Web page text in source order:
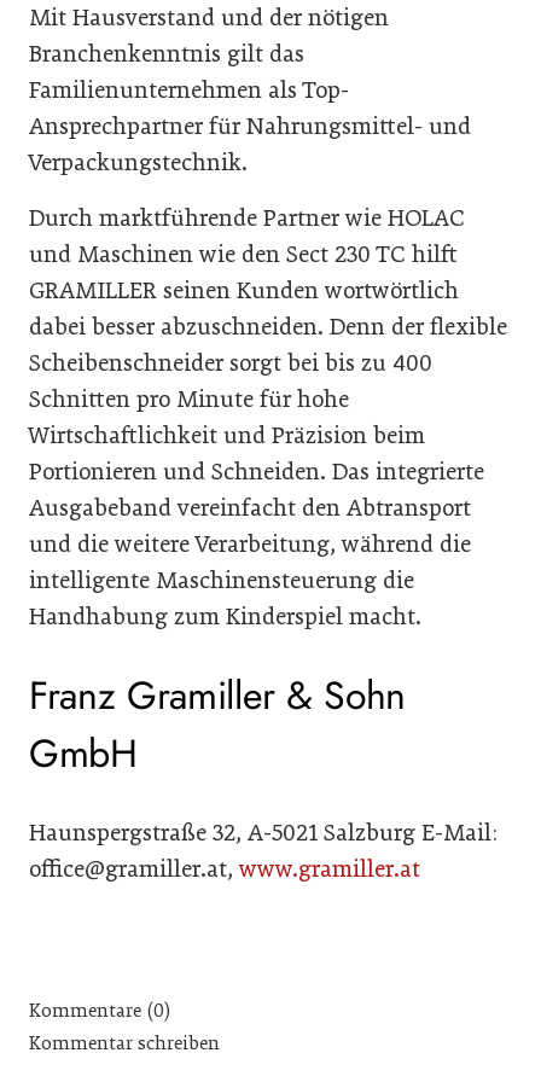
Mit Hausverstand und der nötigen
Branchenkenntnis gilt das
Familienunternehmen als Top-
Ansprechpartner für Nahrungsmittel- und
Verpackungstechnik.
Durch marktführende Partner wie HOLAC
und Maschinen wie den Sect 230 TC hilft
GRAMILLER seinen Kunden wortwörtlich
dabei besser abzuschneiden. Denn der flexible
Scheibenschneider sorgt bei bis zu 400
Schnitten pro Minute für hohe
Wirtschaftlichkeit und Präzision beim
Portionieren und Schneiden. Das integrierte
Ausgabeband vereinfacht den Abtransport
und die weitere Verarbeitung, während die
intelligente Maschinensteuerung die
Handhabung zum Kinderspiel macht.
Franz Gramiller & Sohn
GmbH
Haunspergstraße 32, A-5021 Salzburg E-Mail:
office@gramiller.at,www.gramiller.at
Kommentare (0)
Kommentar schreiben